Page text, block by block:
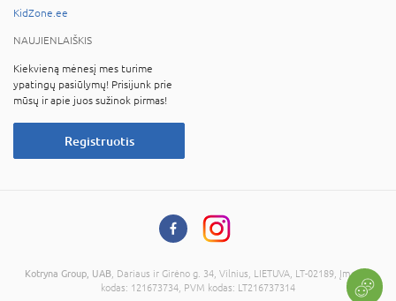
KidZone.ee
NAUJIENLAIŠKIS
Kiekvieną mėnesį mes turime
ypatingų pasiūlymų! Prisijunk prie
mūsų ir apie juos sužinok pirmas!
Registruotis
Kotryna Group, UAB , Dariaus ir Girėno g. 34, Vilnius, LIETUVA, LT-02189, Įmonės
kodas: 121673734, PVM kodas: LT216737314